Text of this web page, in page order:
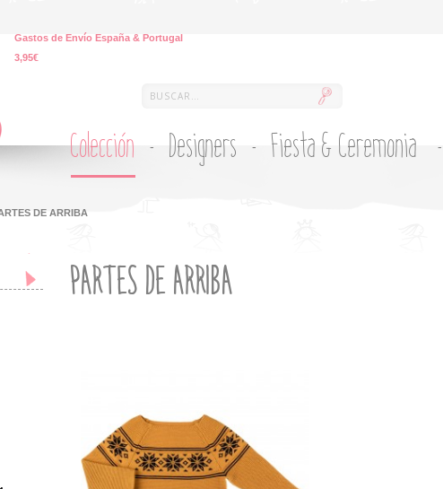
Gastos de Envío España & Portugal
3,95€
Colección Designers Fiesta & Ceremonia
DE ARRIBA
PARTES DE ARRIBA